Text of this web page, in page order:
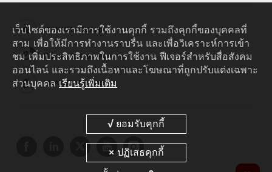
HUAWEI eKit App
Huawei HiKnow App
HUAWEI eFly App
เว็บไซต์ของเรามีการใช้งานคุกกี้ รวมถึงคุกกี้ของบุคคลที่
สาม เพื่อให้มีการทำงานราบรื่น และเพื่อวิเคราะห์การเข้า
ชม เพิ่มประสิทธิภาพในการใช้งาน ฟีเจอร์สำหรับสื่อสังคม
ออนไลน์ และรวมถึงเนื้อหาและโฆษณาที่ถูกปรับแต่งเฉพาะ
ส่วนบุคคล เรียนรู้เพิ่มเติม